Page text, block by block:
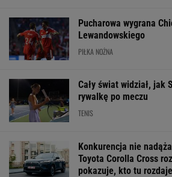
Pucharowa wygrana
Lewandowskiego
PIŁKA NOŻNA
Cały świat widział, jak
rywalkę po meczu
TENIS
Konkurencja nie
Toyota Corolla Cross
pokazuje, kto tu